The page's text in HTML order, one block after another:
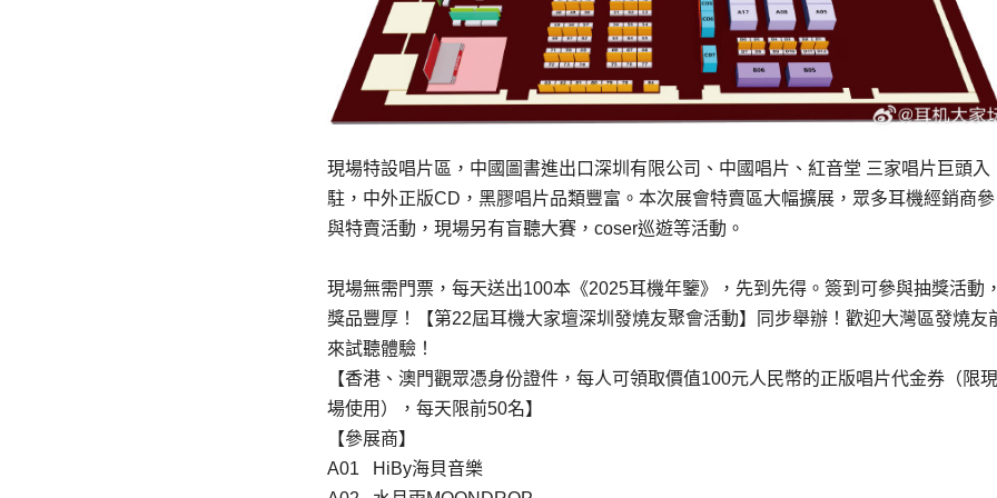
現場特設唱片區，中國圖書進出口深圳有限公司、中國唱片、紅音堂 三家唱片巨頭入
駐，中外正版CD，黑膠唱片品類豐富。本次展會特賣區大幅擴展，眾多耳機經銷商參
與特賣活動，現場另有盲聽大賽，coser巡遊等活動。
現場無需門票，每天送出100本《2025耳機年鑒》，先到先得。簽到可參與抽獎活動，
獎品豐厚！【第22屆耳機大家壇深圳發燒友聚會活動】同步舉辦！歡迎大灣區發燒友
來試聽體驗！
【香港、澳門觀眾憑身份證件，每人可領取價值100元人民幣的正版唱片代金券（限現
場使用），每天限前50名】
【參展商】
A01 HiBy海貝音樂